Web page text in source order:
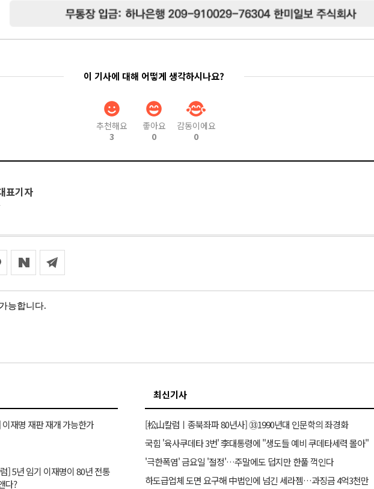
이 기사에 대해 어떻게 생각하시나요?
추천해요
3
좋아요
0
감동이에요
0
표기자
재명 재판 재개 가능한가
] 5년 임기 이재명이 80년 전통
다?
최신기사
[松山칼럼ㅣ종북좌파 80년사] ㉝1990년대 인문학의 좌경화
국힘 '육사쿠데타 3번' 李대통령에 "생도들 예비 쿠데타세력 몰아"
'극한폭염' 금요일 '절정'…주말에도 덥지만 한풀 꺽인다
하도급업체 도면 요구해 中법인에 넘긴 세라젬…과징금 4억3천만